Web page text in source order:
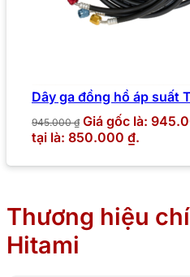
Dây ga đồng hồ áp suất
945.000₫ Giá gốc là:
tại là: 850.000 ₫.
Thương hiệu
Hitami